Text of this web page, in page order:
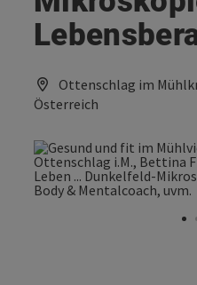
Ottenschlag im
Österreich